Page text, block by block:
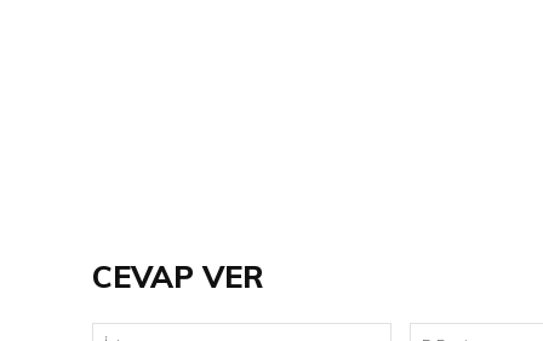
CEVAP VER